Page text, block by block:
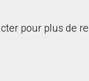
pour plus de